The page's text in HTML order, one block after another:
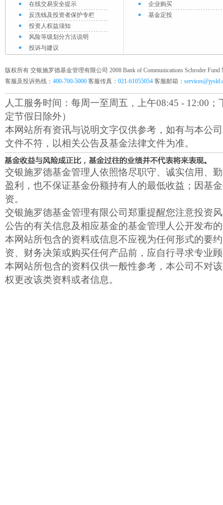
在线交易安全提示
反洗钱及投资者保护专栏
投资人权益须知
风险等级划分方法说明
投诉与建议
企业购买
基金定投
版权所有 交银施罗德基金管理有限公司 2008 Bank of Communications Schroder Fund
客服及投诉热线： 400-700-5000 客服传真： 021-61055054 客服邮箱：
人工服务时间：每周一至周五，上午08:45 - 12:00；
定节假日除外）
本网站所有资讯与说明文字仅供参考，如有与本公
文件不符，以相关公告及基金法律文件为准。
交银施罗德基金管理人依照恪尽职守、诚实信用、
盈利，也不保证基金份额持有人的最低收益；因基
资。
交银施罗德基金管理有限公司郑重提醒您注意投资
公告的有关信息及相应基金的基金管理人公开发布
本网站所包含的资料或信息不应视为任何形式的要
资、财务决策或购买任何产品前，应自行寻求专业
本网站所包含的资料仅供一般性参考，本公司不对
权更改该类资料或者信息。